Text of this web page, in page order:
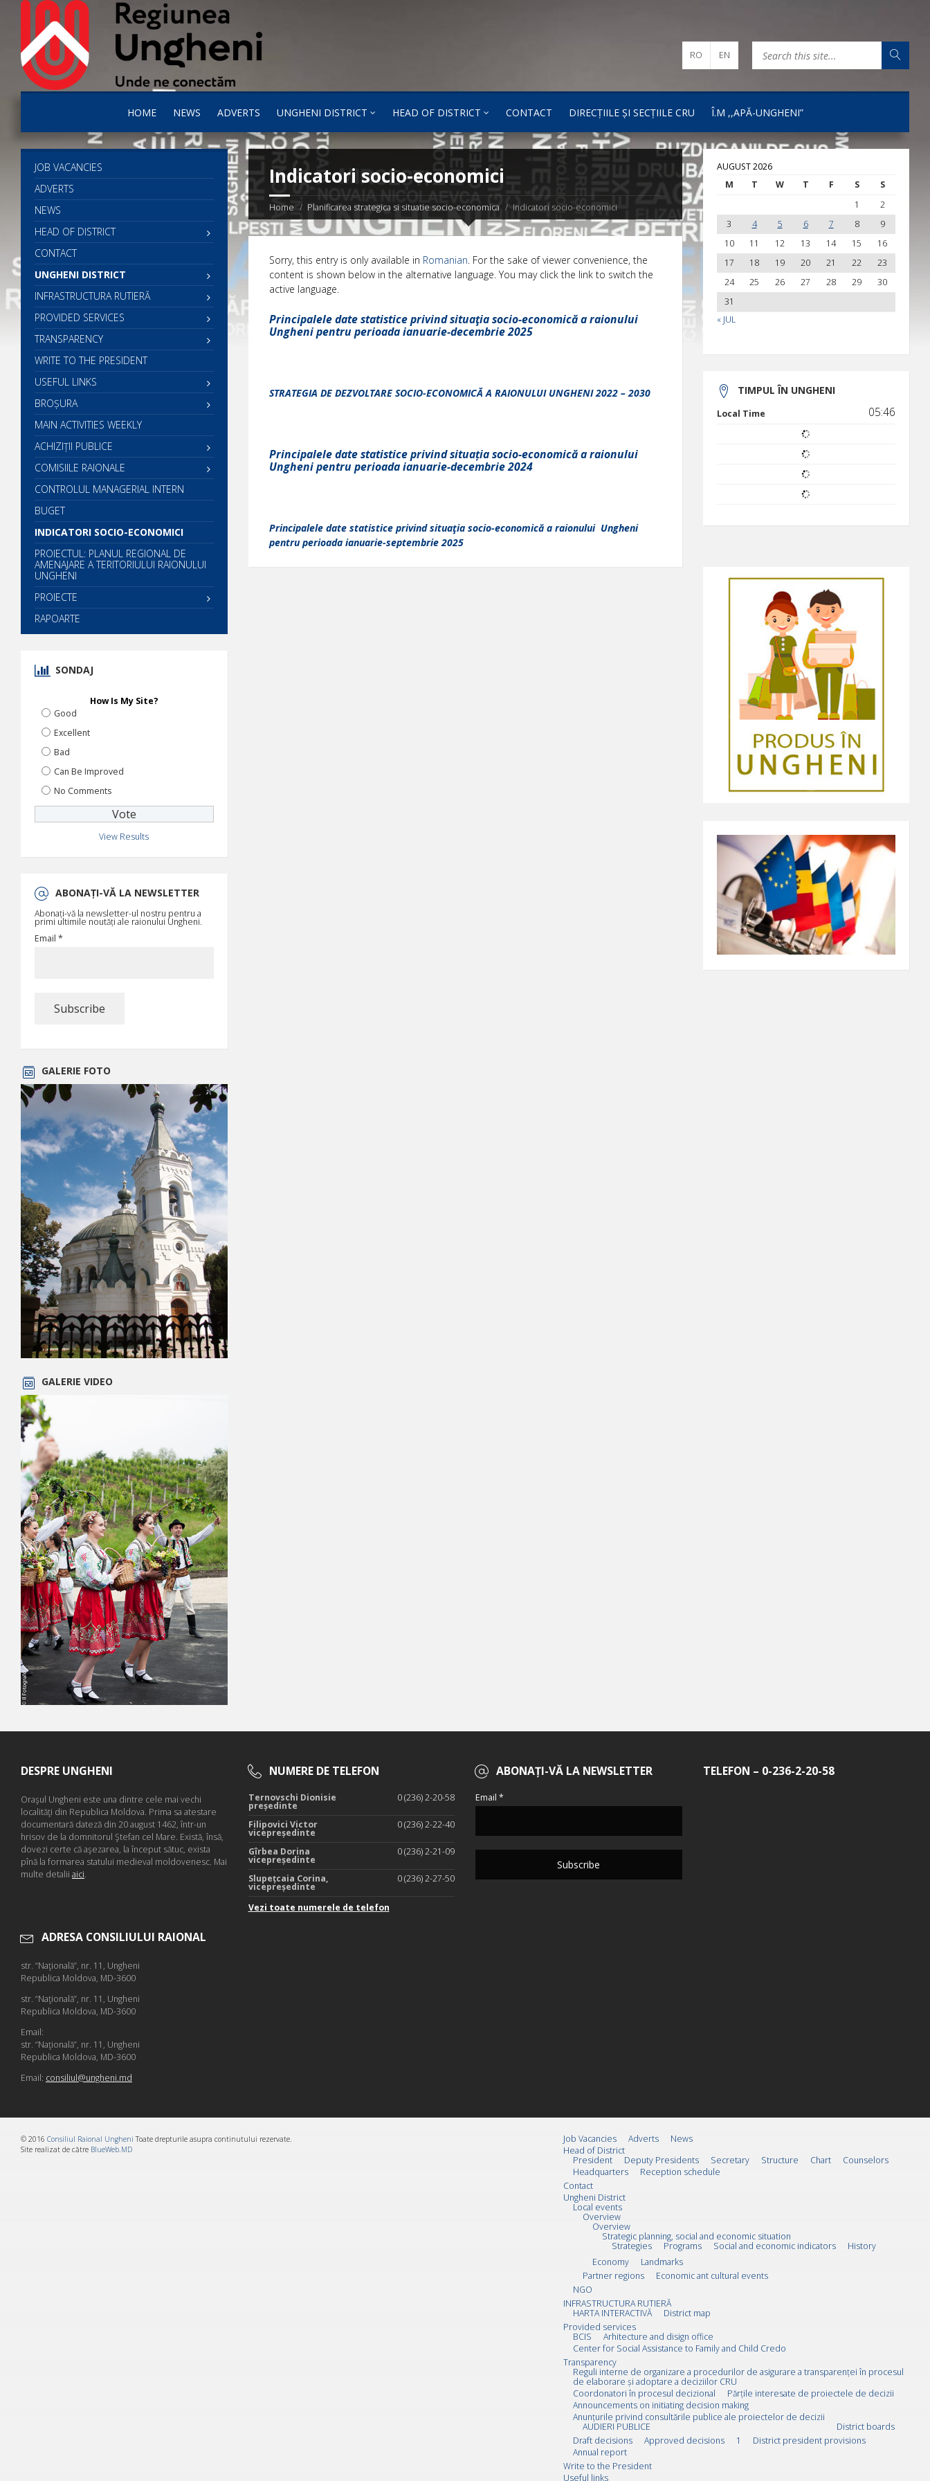
HOME NEWS ADVERTS UNGHENI DISTRICT HEAD OF DISTRICT CONTACT DIRECȚIILE ȘI SECȚIILE CRU Î.M ,,APĂ-UNGHENI”
RO EN
Indicatori socio-economici
Home Planificarea strategica si situatie socio-economica Indicatori socio-economici
Sorry, this entry is only available in Romanian. For the sake of viewer convenience, the
content is shown below in the alternative language. You may click the link to switch the
active language.
Principalele date statistice privind situaţia socio-economică a raionului
Ungheni pentru perioada ianuarie-decembrie 2025
STRATEGIA DE DEZVOLTARE SOCIO-ECONOMICĂ A RAIONULUI UNGHENI 2022 – 2030
Principalele date statistice privind situația socio-economică a raionului
Ungheni pentru perioada ianuarie-decembrie 2024
Principalele date statistice privind situaţia socio-economică a raionului Ungheni
pentru perioada ianuarie-septembrie 2025
JOB VACANCIES
ADVERTS
NEWS
HEAD OF DISTRICT
CONTACT
UNGHENI DISTRICT
INFRASTRUCTURA RUTIERĂ
PROVIDED SERVICES
TRANSPARENCY
WRITE TO THE PRESIDENT
USEFUL LINKS
BROȘURA
MAIN ACTIVITIES WEEKLY
ACHIZIȚII PUBLICE
COMISIILE RAIONALE
CONTROLUL MANAGERIAL INTERN
BUGET
INDICATORI SOCIO-ECONOMICI
PROIECTUL: PLANUL REGIONAL DE
AMENAJARE A TERITORIULUI RAIONULUI
UNGHENI
PROIECTE
RAPOARTE
SONDAJ
How Is My Site?
Good
Excellent
Bad
Can Be Improved
No Comments
View Results
ABONAȚI-VĂ LA NEWSLETTER
Abonați-vă la newsletter-ul nostru pentru a
primi ultimile noutăți ale raionului Ungheni.
Email *
GALERIE FOTO
GALERIE VIDEO
AUGUST 2026
M
T W T F S S
« JUL
1
2
3
4 5 6 7 8
9
10
11 12 13 14 15
16
17
18 19 20 21 22
23
24
25 26 27 28 29
30
31
TIMPUL ÎN UNGHENI
Local Time 05:46
DESPRE UNGHENI
Oraşul Ungheni este una dintre cele mai vechi
localităţi din Republica Moldova. Prima sa atestare
documentară dateză din 20 august 1462, într-un
hrisov de la domnitorul Ştefan cel Mare. Există, însă,
dovezi certe că aşezarea, la început sătuc, exista
pînă la formarea statului medieval moldovenesc. Mai
multe detalii aici.
NUMERE DE TELEFON
Ternovschi Dionisie
președinte
0 (236) 2-20-58
Filipovici Victor
vicepreședinte
0 (236) 2-22-40
Gîrbea Dorina
vicepreședinte
0 (236) 2-21-09
Slupețcaia Corina,
vicepreședinte
0 (236) 2-27-50
Vezi toate numerele de telefon
ABONAȚI-VĂ LA NEWSLETTER
Email *
TELEFON – 0-236-2-20-58
ADRESA CONSILIULUI RAIONAL
str. “Naţională”, nr. 11, Ungheni
Republica Moldova, MD-3600
str. “Naţională”, nr. 11, Ungheni
Republica Moldova, MD-3600
Email:
str. “Naţională”, nr. 11, Ungheni
Republica Moldova, MD-3600
Email: consiliul@ungheni.md
Job Vacancies Adverts
News
Head of District
President
Deputy Presidents Secretary Structure Chart
Counselors
Headquarters
Reception schedule
Contact
Ungheni District
Local events
Overview
Overview
Strategic planning, social and economic situation
Strategies
Programs Social and economic indicators
History
Economy
Landmarks
Partner regions
Economic ant cultural events
NGO
INFRASTRUCTURA RUTIERĂ
HARTA INTERACTIVĂ
District map
Provided services
BCIS
Arhitecture and disign office
Center for Social Assistance to Family and Child Credo
Transparency
Reguli interne de organizare a procedurilor de asigurare a transparenței în procesul
de elaborare și adoptare a deciziilor CRU
Coordonatori în procesul decizional
Părțile interesate de proiectele de decizii
Announcements on initiating decision making
Anunțurile privind consultările publice ale proiectelor de decizii
AUDIERI PUBLICE
District boards
Draft decisions
Approved decisions 1
District president provisions
Annual report
Write to the President
Useful links
© 2016 Consiliul Raional Ungheni Toate drepturile asupra continutului rezervate.
Site realizat de către BlueWeb.MD